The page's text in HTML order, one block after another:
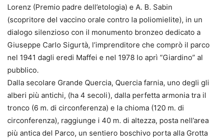
Lorenz (Premio padre dell’etologia) e A. B. Sabin
(scopritore del vaccino orale contro la poliomielite), in un
dialogo silenzioso con il monumento bronzeo dedicato a
Giuseppe Carlo Sigurtà, l’imprenditore che comprò il parco
nel 1941 dagli eredi Maffei e nel 1978 lo aprì “Giardino” al
pubblico.
Dalla secolare Grande Quercia, Quercia farnia, uno degli gli
alberi più antichi, (ha 4 secoli), dalla perfetta armonia tra il
tronco (6 m. di circonferenza) e la chioma (120 m. di
circonferenza), raggiunge i 40 m. di altezza, posta nell’area
più antica del Parco, un sentiero boschivo porta alla Grotta